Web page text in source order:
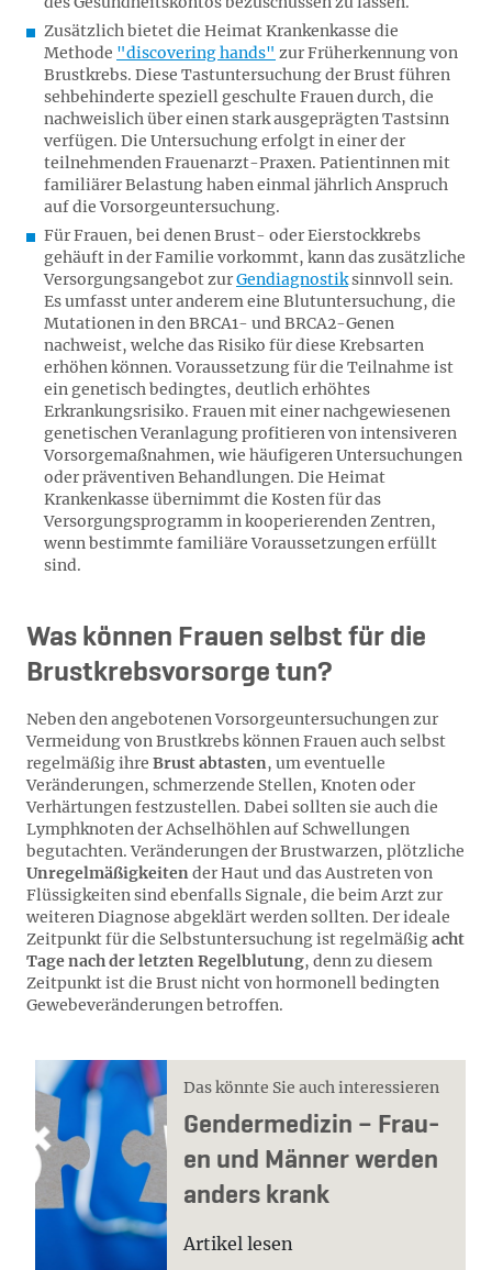
Zusätzlich bietet die Heimat Krankenkasse die
Methode "discovering hands" zur Früherkennung von
Brustkrebs. Diese Tastuntersuchung der Brust führen
sehbehinderte speziell geschulte Frauen durch, die
nachweislich über einen stark ausgeprägten Tastsinn
verfügen. Die Untersuchung erfolgt in einer der
teilnehmenden Frauenarzt-Praxen. Patientinnen mit
familiärer Belastung haben einmal jährlich Anspruch
auf die Vorsorgeuntersuchung.
Für Frauen, bei denen Brust- oder Eierstockkrebs
gehäuft in der Familie vorkommt, kann das zusätzliche
Versorgungsangebot zurGendiagnostiksinnvoll sein.
Es umfasst unter anderem eine Blutuntersuchung, die
Mutationen in den BRCA1- und BRCA2-Genen
nachweist, welche das Risiko für diese Krebsarten
erhöhen können. Voraussetzung für die Teilnahme ist
ein genetisch bedingtes, deutlich erhöhtes
Erkrankungsrisiko. Frauen mit einer nachgewiesenen
genetischen Veranlagung profitieren von intensiveren
Vorsorgemaßnahmen, wie häufigeren Untersuchungen
oder präventiven Behandlungen. Die Heimat
Krankenkasse übernimmt die Kosten für das
Versorgungsprogramm in kooperierenden Zentren,
wenn bestimmte familiäre Voraussetzungen erfüllt
sind.
Was können Frauen selbst für die
Brustkrebsvorsorge tun?
Neben den angebotenen Vorsorgeuntersuchungen zur
Vermeidung von Brustkrebs können Frauen auch selbst
regelmäßig ihre Brust abtasten, um eventuelle
Veränderungen, schmerzende Stellen, Knoten oder
Verhärtungen festzustellen. Dabei sollten sie auch die
Lymphknoten der Achselhöhlen auf Schwellungen
begutachten. Veränderungen der Brustwarzen, plötzliche
Unregelmäßigkeitender Haut und das Austreten von
Flüssigkeiten sind ebenfalls Signale, die beim Arzt zur
weiteren Diagnose abgeklärt werden sollten. Der ideale
Zeitpunkt für die Selbstuntersuchung ist regelmäßigacht
Tage nach der letzten Regelblutung, denn zu diesem
Zeitpunkt ist die Brust nicht von hormonell bedingten
Gewebeveränderungen betroffen.
Das könnte Sie auch interessieren
Gen­der­me­di­zin – Frau­
en und Män­ner wer­den
an­ders krank
Artikel lesen